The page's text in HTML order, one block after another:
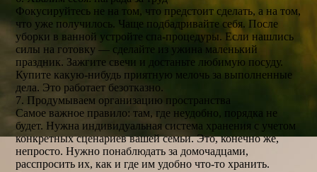
Фокусируйтесь не на том, что предстоит сделать, а на том,
что уже получилось. Чаще подбадривайте себя. После
уборки в ванной устройте спа-процедуры. Если нашлись
силы на готовку — сделайте из ужина маленький
праздник. Зажгите свечи и достаньте любимую посуду.
Купите какую-нибудь приятную мелочь за выполненные
дела. Это работает безотказно.
7. Продумываем организацию пространства
Самое важное правило: там, где неудобно, порядка не
будет. Нужна индивидуальная система хранения с учетом
конкретных сценариев вашей семьи. Это, конечно же,
непросто. Нужно понаблюдать за домочадцами,
расспросить их, как и где им удобно что-то хранить.